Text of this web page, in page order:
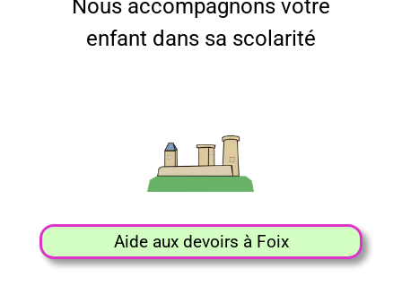
Nous accompagnons votre
enfant dans sa scolarité
Aide aux devoirs à Foix